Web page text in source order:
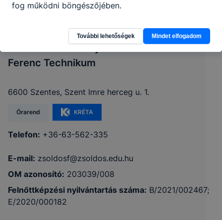
Hódmezővásárhelyi SZC Szentesi Zsoldos
Ferenc Technikum
6600 Szentes, Szent Imre herceg u. 1.
Órarend KRÉTA
Telefon: +36-63-562-335
E-mail: zsoldosf@zsoldos.edu.hu
OM azonosító: 203039/008
Felnőttképzési nyilvántartás száma: B/2021/002467;
E/2020/000182
fog működni böngészőjében.
További lehetőségek Mindet elfogadom